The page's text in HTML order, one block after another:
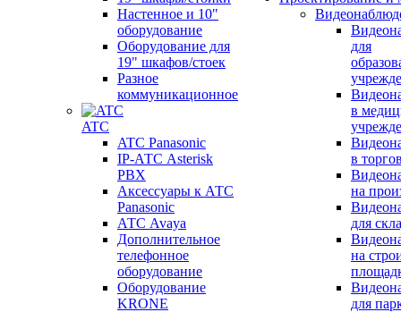
Настенное и 10"
оборудование
Оборудование для
19" шкафов/стоек
Разное
коммуникационное
ATC
ATC Panasonic
IP-АТС Asterisk
PBX
Аксессуары к АТС
Panasonic
АТС Avaya
Дополнительное
телефонное
оборудование
Оборудование
KRONE
для
в
в
на
для
на
для